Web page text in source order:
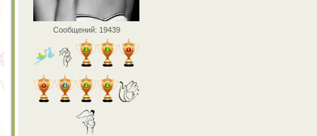
Сообщений: 19439